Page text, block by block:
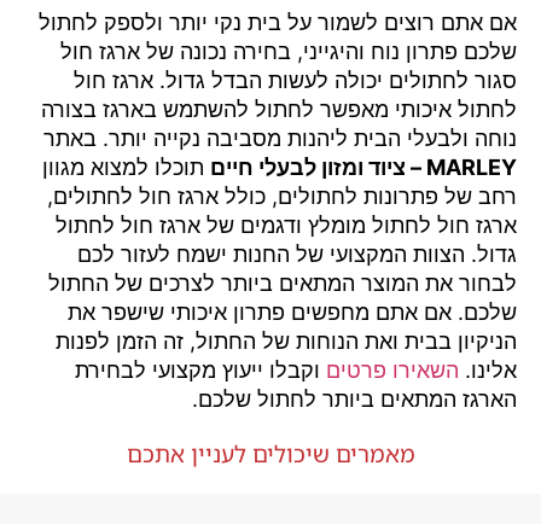
אם אתם רוצים לשמור על בית נקי יותר ולספק לחתול
שלכם פתרון נוח והיגייני, בחירה נכונה של ארגז חול
סגור לחתולים יכולה לעשות הבדל גדול. ארגז חול
לחתול איכותי מאפשר לחתול להשתמש בארגז בצורה
נוחה ולבעלי הבית ליהנות מסביבה נקייה יותר. באתר
MARLEY – ציוד ומזון לבעלי חיים
תוכלו למצוא מגוון
רחב של פתרונות לחתולים, כולל ארגז חול לחתולים,
ארגז חול לחתול מומלץ ודגמים של ארגז חול לחתול
גדול. הצוות המקצועי של החנות ישמח לעזור לכם
לבחור את המוצר המתאים ביותר לצרכים של החתול
שלכם. אם אתם מחפשים פתרון איכותי שישפר את
הניקיון בבית ואת הנוחות של החתול, זה הזמן לפנות
אלינו. השאירו פרטים וקבלו ייעוץ מקצועי לבחירת
הארגז המתאים ביותר לחתול שלכם.
מאמרים שיכולים לעניין אתכם